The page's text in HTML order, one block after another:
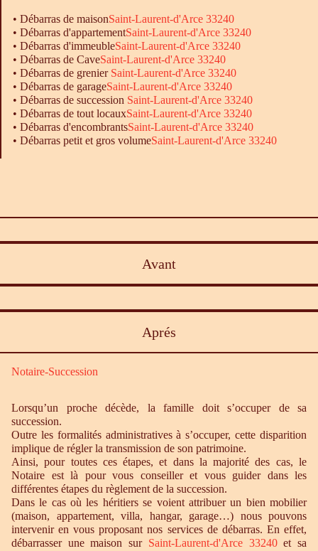
• Débarras de maisonSaint-Laurent-d'Arce 33240
• Débarras d'appartementSaint-Laurent-d'Arce 33240
• Débarras d'immeubleSaint-Laurent-d'Arce 33240
• Débarras de CaveSaint-Laurent-d'Arce 33240
• Débarras de grenier Saint-Laurent-d'Arce 33240
• Débarras de garageSaint-Laurent-d'Arce 33240
• Débarras de succession Saint-Laurent-d'Arce 33240
• Débarras de tout locauxSaint-Laurent-d'Arce 33240
• Débarras d'encombrantsSaint-Laurent-d'Arce 33240
• Débarras petit et gros volumeSaint-Laurent-d'Arce 33240
Avant
Aprés
Notaire-Succession
Lorsqu’un proche décède, la famille doit s’occuper de sa
succession.
Outre les formalités administratives à s’occuper, cette disparition
implique de régler la transmission de son patrimoine.
Ainsi, pour toutes ces étapes, et dans la majorité des cas, le
Notaire est là pour vous conseiller et vous guider dans les
différentes étapes du règlement de la succession.
Dans le cas où les héritiers se voient attribuer un bien mobilier
(maison, appartement, villa, hangar, garage…) nous pouvons
intervenir en vous proposant nos services de débarras. En effet,
débarrasser une maison sur Saint-Laurent-d'Arce 33240et sa